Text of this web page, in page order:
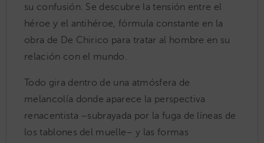
su confusión. Se descubre la tensión entre el
héroe y el antihéroe, fórmula constante en la
obra de De Chirico para tratar al hombre en su
relación con el mundo.
Todo gira dentro de una atmósfera de
melancolía donde aparece la perspectiva
renacentista –subrayada por la fuga de líneas de
los tablones del muelle– y las formas